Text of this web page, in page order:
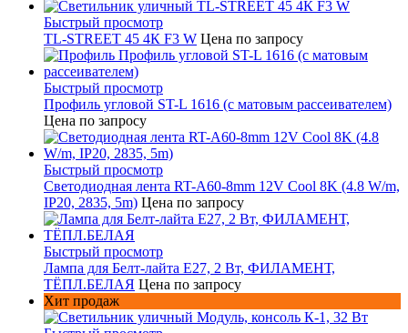
Быстрый просмотр
TL-STREET 45 4К F3 W Цена по запросу
Быстрый просмотр
Профиль угловой ST-L 1616 (с матовым рассеивателем)
Цена по запросу
Быстрый просмотр
Светодиодная лента RT-A60-8mm 12V Cool 8K (4.8 W/m,
IP20, 2835, 5m) Цена по запросу
Быстрый просмотр
Лампа для Белт-лайта Е27, 2 Вт, ФИЛАМЕНТ,
ТЁПЛ.БЕЛАЯ Цена по запросу
Хит продаж